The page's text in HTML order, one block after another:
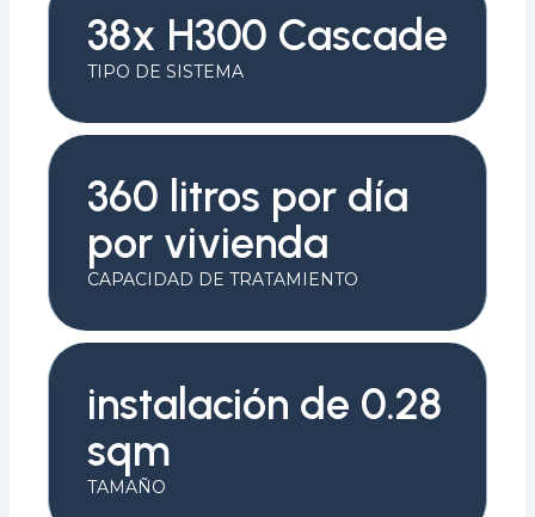
38x H300 Cascade
TIPO DE SISTEMA
360 litros por día
por vivienda
CAPACIDAD DE TRATAMIENTO
instalación de 0.28
sqm
TAMAÑO